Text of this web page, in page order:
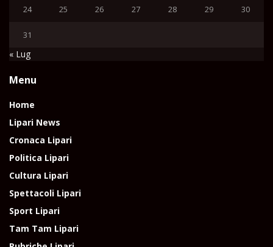
24 25 26 27 28 29 30
31
« Lug
Menu
Home
Lipari News
Cronaca Lipari
Politica Lipari
Cultura Lipari
Spettacoli Lipari
Sport Lipari
Tam Tam Lipari